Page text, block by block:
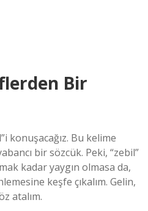
Bir
konuşacağız. Bu kelime
bir sözcük. Peki, “zebil”
kadar yaygın olmasa da,
keşfe çıkalım. Gelin,
atalım.